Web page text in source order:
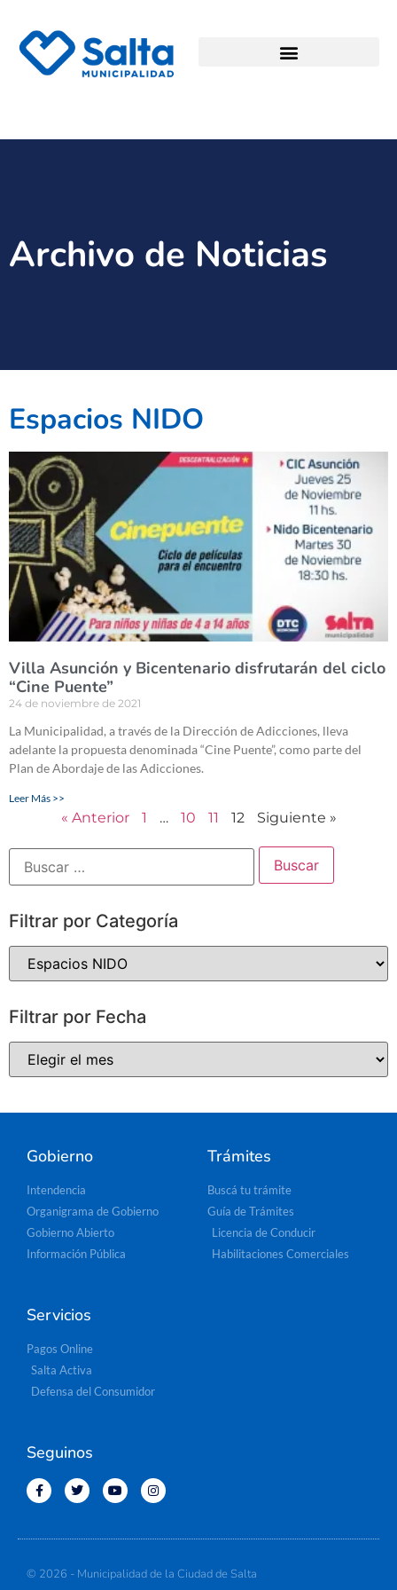
Archivo de Noticias
Espacios NIDO
Villa Asunción y Bicentenario disfrutarán del ciclo
“Cine Puente”
24 de noviembre de 2021
La Municipalidad, a través de la Dirección de Adicciones, lleva
adelante la propuesta denominada “Cine Puente”, como parte del
Plan de Abordaje de las Adicciones.
Leer Más >>
« Anterior 1 … 10 11 12 Siguiente »
Filtrar por Categoría
Filtrar por Fecha
Gobierno
Intendencia
Organigrama de Gobierno
Gobierno Abierto
Información Pública
Trámites
Buscá tu trámite
Guía de Trámites
Licencia de Conducir
Habilitaciones Comerciales
Servicios
Pagos Online
Salta Activa
Defensa del Consumidor
Seguinos
© 2026 - Municipalidad de la Ciudad de Salta